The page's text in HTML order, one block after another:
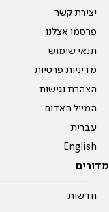
יצירת קשר
פרסמו אצלנו
תנאי שימוש
מדיניות פרטיות
הצהרת נגישות
המייל האדום
עברית
English
מדורים
חדשות